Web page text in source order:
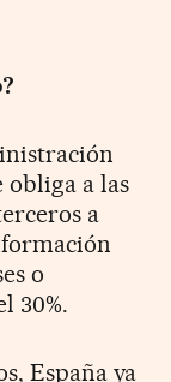
obliga a las
a
o
30%.
España ya